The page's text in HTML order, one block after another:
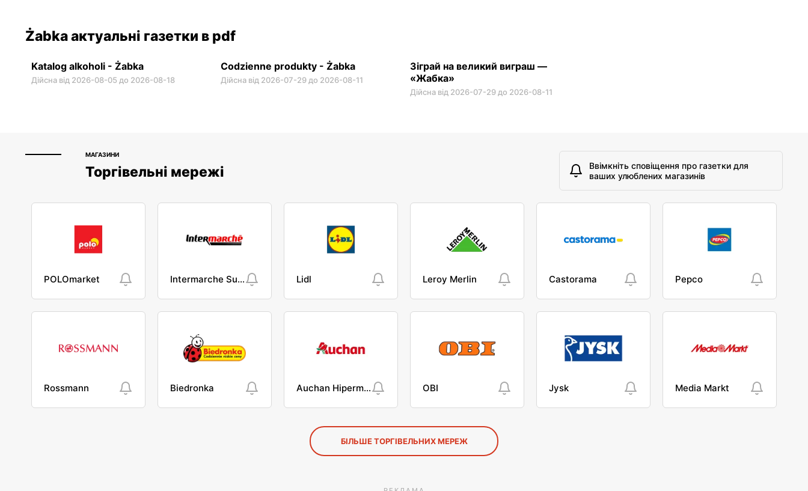
Żabka актуальні газетки в pdf
Katalog alkoholi - Żabka
Дійсна від 2026-08-05 до 2026-08-18
Codzienne produkty - Żabka
Дійсна від 2026-07-29 до 2026-08-11
Зіграй на великий виграш —
«Жабка»
Дійсна від 2026-07-29 до 2026-08-11
МАГАЗИНИ
Торгівельні мережі
Ввімкніть сповіщення про газетки для
ваших улюблених магазинів
POLOmarket Intermarche Super Lidl Leroy Merlin Castorama Pepco
Rossmann Biedronka Auchan Hipermarket OBI Jysk Media Markt
БІЛЬШЕ ТОРГІВЕЛЬНИХ МЕРЕЖ